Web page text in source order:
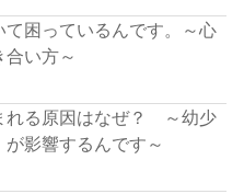
困っているんです。～心
い方～
れる原因はなぜ？ ～幼少
影響するんです～